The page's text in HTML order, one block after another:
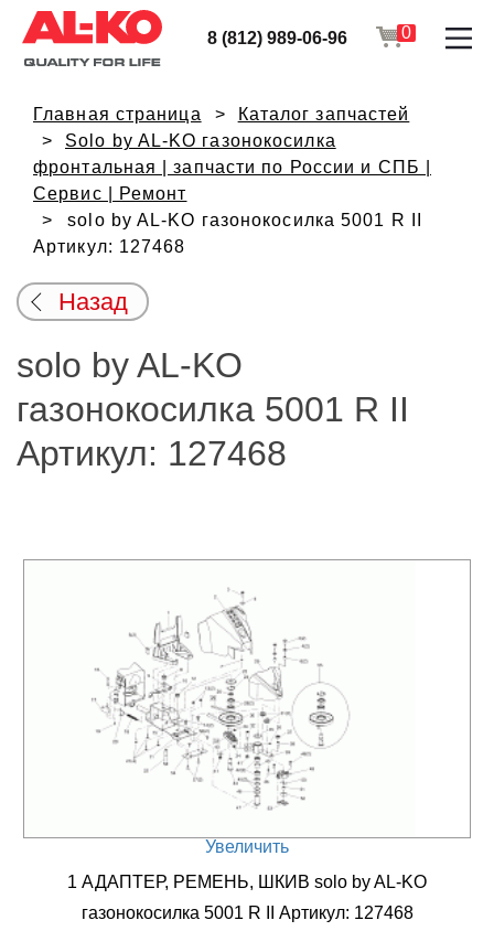
8 (812) 989-06-96 0
Главная страница
Каталог запчастей
Solo by AL-KO газонокосилка
фронтальная | запчасти по России и СПБ |
Сервис | Ремонт
solo by AL-KO газонокосилка 5001 R II
Артикул: 127468
Назад
solo by AL-KO
газонокосилка 5001 R II
Артикул: 127468
Увеличить
1 АДАПТЕР, РЕМЕНЬ, ШКИВ solo by AL-KO
газонокосилка 5001 R II Артикул: 127468